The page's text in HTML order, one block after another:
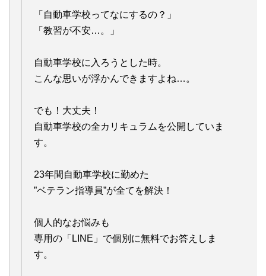
「自動車学校ってなにするの？」
「教習が不安…。」
自動車学校に入ろうとした時。
こんな思いが浮かんできますよね…。
でも！大丈夫！
自動車学校の全カリキュラムを公開していま
す。
23年間自動車学校に勤めた
”ベテラン指導員”が全てを解決！
個人的なお悩みも
専用の「LINE」で個別に無料でお答えしま
す。